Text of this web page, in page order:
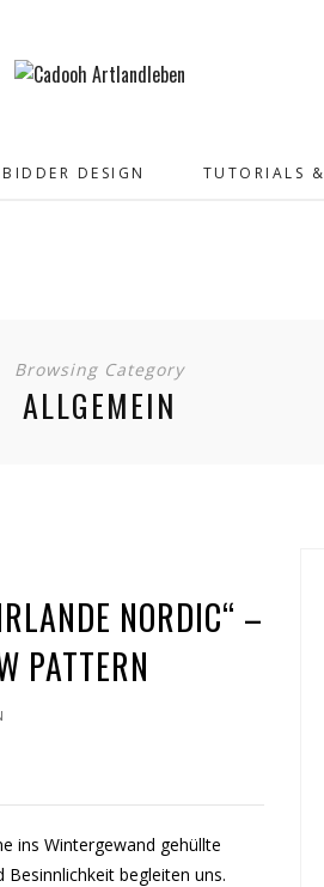
DESIGN TUTORIALS
Browsing Category
ALLGEMEIN
NORDIC“ –
PATTERN
ins Wintergewand gehüllte
begleiten uns.